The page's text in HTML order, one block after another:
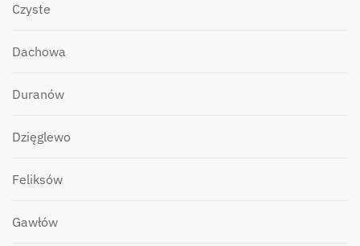
Czyste
Dachowa
Duranów
Dzięglewo
Feliksów
Gawłów